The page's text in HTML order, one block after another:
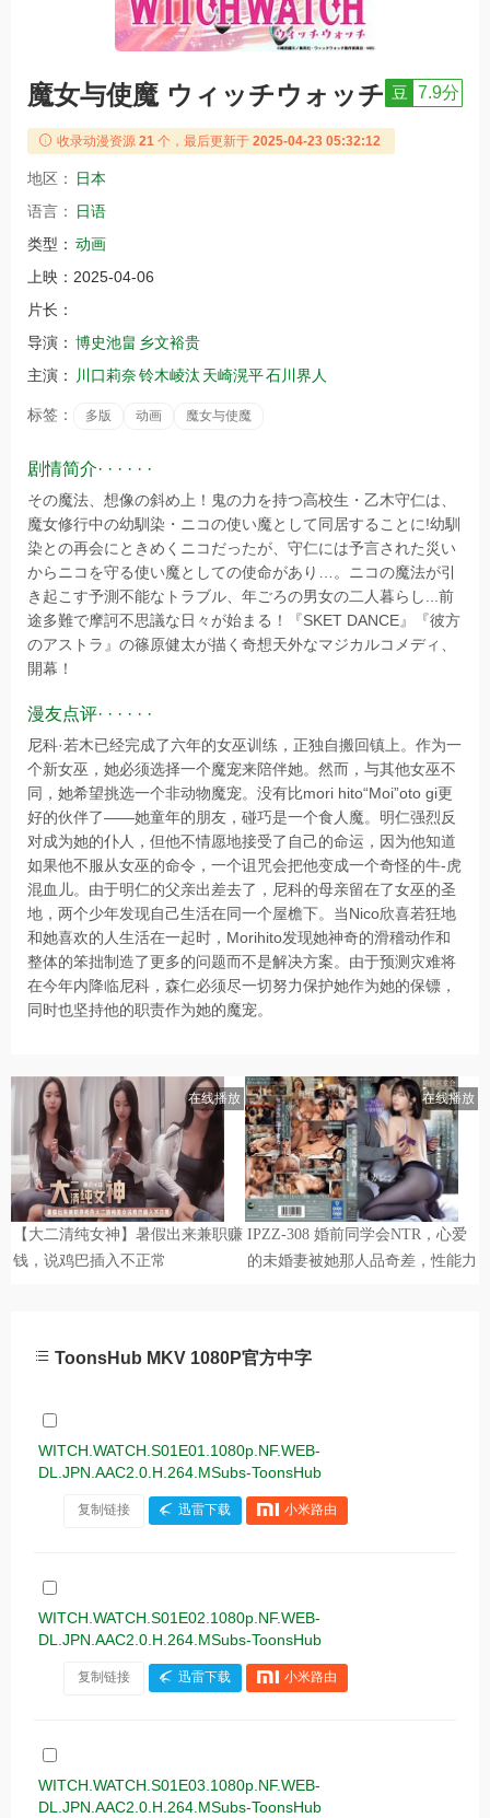
魔女与使魔 ウィッチウォッチ 豆 7.9分
收录动漫资源 21 个，最后更新于 2025-04-23 05:32:12
地区：
日本
语言：
日语
类型： 动画
上映： 2025-04-06
片长：
导演： 博史池畠 乡文裕贵
主演：
川口莉奈铃木崚汰 天崎滉平石川界人
标签： 多版 动画 魔女与使魔
剧情简介· · · · · ·
その魔法、想像の斜め上！鬼の力を持つ高校生・乙木守仁は、
魔女修行中の幼馴染・ニコの使い魔として同居することに!幼馴
染との再会にときめくニコだったが、守仁には予言された災い
からニコを守る使い魔としての使命があり…。ニコの魔法が引
き起こす予測不能なトラブル、年ごろの男女の二人暮らし...前
途多難で摩訶不思議な日々が始まる！『SKET DANCE』『彼方
のアストラ』の篠原健太が描く奇想天外なマジカルコメディ、
開幕！
漫友点评· · · · · ·
尼科·若木已经完成了六年的女巫训练，正独自搬回镇上。作为一
个新女巫，她必须选择一个魔宠来陪伴她。然而，与其他女巫不
同，她希望挑选一个非动物魔宠。没有比mori hito“Moi”oto gi更
好的伙伴了——她童年的朋友，碰巧是一个食人魔。明仁强烈反
对成为她的仆人，但他不情愿地接受了自己的命运，因为他知道
如果他不服从女巫的命令，一个诅咒会把他变成一个奇怪的牛-虎
混血儿。由于明仁的父亲出差去了，尼科的母亲留在了女巫的圣
地，两个少年发现自己生活在同一个屋檐下。当Nico欣喜若狂地
和她喜欢的人生活在一起时，Morihito发现她神奇的滑稽动作和
整体的笨拙制造了更多的问题而不是解决方案。由于预测灾难将
在今年内降临尼科，森仁必须尽一切努力保护她作为她的保镖，
同时也坚持他的职责作为她的魔宠。
ToonsHub MKV 1080P官方中字
WITCH.WATCH.S01E01.1080p.NF.WEB-
DL.JPN.AAC2.0.H.264.MSubs-ToonsHub
复制链接 迅雷下载 小米路由
WITCH.WATCH.S01E02.1080p.NF.WEB-
DL.JPN.AAC2.0.H.264.MSubs-ToonsHub
复制链接 迅雷下载 小米路由
WITCH.WATCH.S01E03.1080p.NF.WEB-
DL.JPN.AAC2.0.H.264.MSubs-ToonsHub